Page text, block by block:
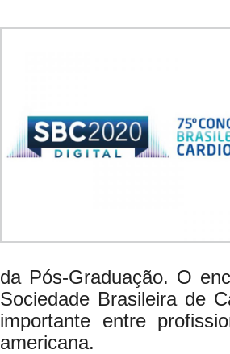
da Pós-Graduação. O
Sociedade Brasileira de
importante entre
americana.